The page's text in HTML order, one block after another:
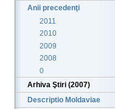
Anii precedenţi
2011
2010
2009
2008
0
Arhiva Ştiri (2007)
Descriptio Moldaviae